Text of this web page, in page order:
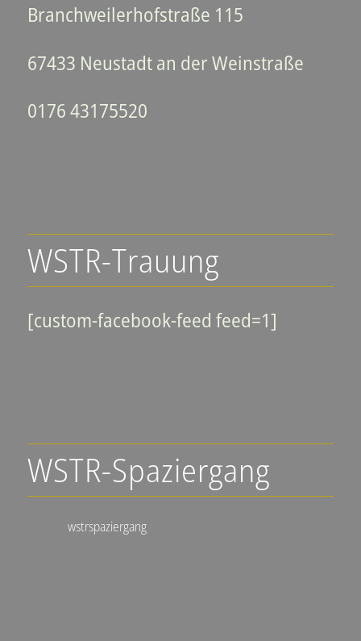
Branchweilerhofstraße 115
67433 Neustadt an der Weinstraße
0176 43175520
WSTR-Trauung
[custom-facebook-feed feed=1]
WSTR-Spaziergang
wstrspaziergang